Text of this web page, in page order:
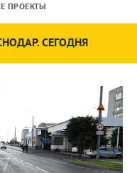
ПРОЕКТЫ
СЕГОДНЯ